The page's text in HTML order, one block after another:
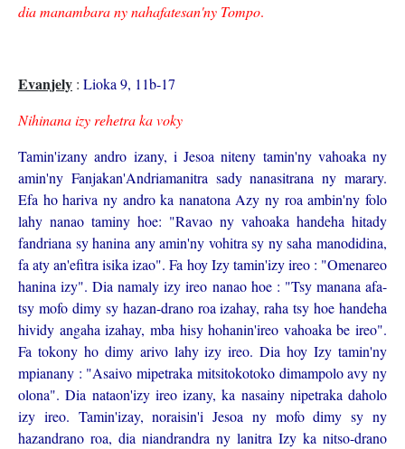
dia manambara ny nahafatesan'ny Tompo.
Evanjely : Lioka 9, 11b-17
Nihinana izy rehetra ka voky
Tamin'izany andro izany, i Jesoa niteny tamin'ny vahoaka ny
amin'ny Fanjakan'Andriamanitra sady nanasitrana ny marary.
Efa ho hariva ny andro ka nanatona Azy ny roa ambin'ny folo
lahy nanao taminy hoe: "Ravao ny vahoaka handeha hitady
fandriana sy hanina any amin'ny vohitra sy ny saha manodidina,
fa aty an'efitra isika izao". Fa hoy Izy tamin'izy ireo : "Omenareo
hanina izy". Dia namaly izy ireo nanao hoe : "Tsy manana afa-
tsy mofo dimy sy hazan-drano roa izahay, raha tsy hoe handeha
hividy angaha izahay, mba hisy hohanin'ireo vahoaka be ireo".
Fa tokony ho dimy arivo lahy izy ireo. Dia hoy Izy tamin'ny
mpianany : "Asaivo mipetraka mitsitokotoko dimampolo avy ny
olona". Dia nataon'izy ireo izany, ka nasainy nipetraka daholo
izy ireo. Tamin'izay, noraisin'i Jesoa ny mofo dimy sy ny
hazandrano roa, dia niandrandra ny lanitra Izy ka nitso-drano